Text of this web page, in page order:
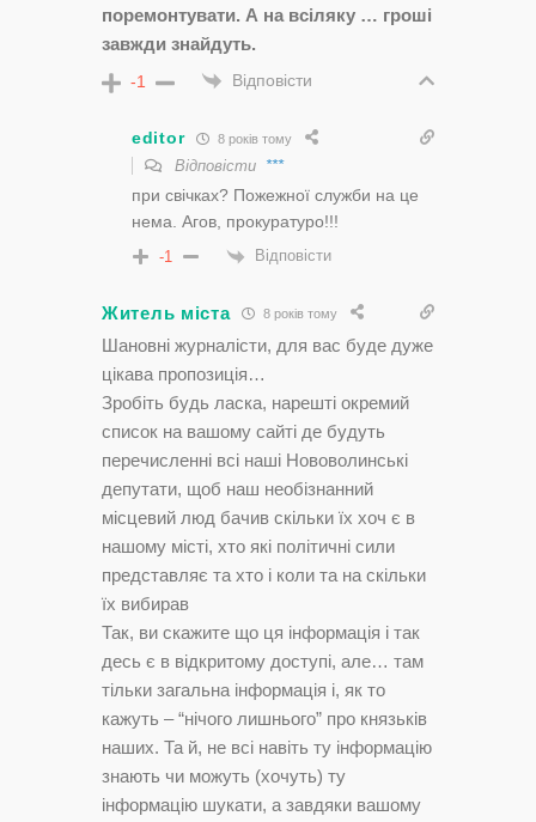
поремонтувати. А на всіляку … гроші
завжди знайдуть.
-1 Відповісти
editor 8 років тому
Відповісти ***
при свічках? Пожежної служби на це
нема. Агов, прокуратуро!!!
-1 Відповісти
Житель міста 8 років тому
Шановні журналісти, для вас буде дуже
цікава пропозиція…
Зробіть будь ласка, нарешті окремий
список на вашому сайті де будуть
перечисленні всі наші Нововолинські
депутати, щоб наш необізнанний
місцевий люд бачив скільки їх хоч є в
нашому місті, хто які політичні сили
представляє та хто і коли та на скільки
їх вибирав
Так, ви скажите що ця інформація і так
десь є в відкритому доступі, але… там
тільки загальна інформація і, як то
кажуть – “нічого лишнього” про князьків
наших. Та й, не всі навіть ту інформацію
знають чи можуть (хочуть) ту
інформацію шукати, а завдяки вашому